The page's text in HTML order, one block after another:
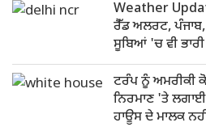
Weather
ਰੈੱਡ ਅਲਰਟ, ਪੰਜਾਬ,
ਸੂਬਿਆਂ 'ਚ ਵੀ ਭਾਰੀ
ਟਰੰਪ ਨੂੰ ਅਮਰੀਕੀ
ਨਿਰਮਾਣ 'ਤੇ ਲਗਾਈ
ਹਾਊਸ ਦੇ ਮਾਲਕ